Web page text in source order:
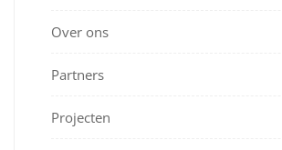
Over ons
Partners
Projecten